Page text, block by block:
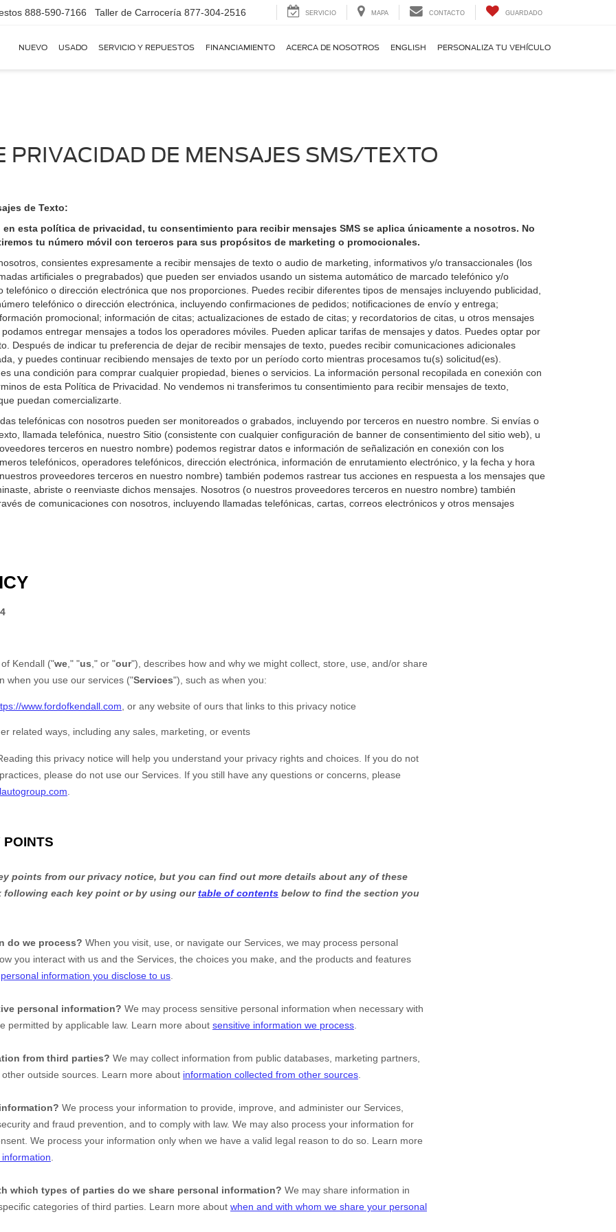
888-590-7166 Taller de Carrocería 877-304-2516 SERVICIO MAPA CONTACTO GUARDADO
NUEVO USADO SERVICIO Y REPUESTOS FINANCIAMIENTO ACERCA DE NOSOTROS ENGLISH PERSONALIZA TU VEHÍCULO
PRIVACIDAD DE MENSAJES SMS/TEXTO
de Texto:
esta política de privacidad, tu consentimiento para recibir mensajes SMS se aplica únicamente a nosotros. No
tu número móvil con terceros para sus propósitos de marketing o promocionales.
consientes expresamente a recibir mensajes de texto o audio de marketing, informativos y/o transaccionales (los
artificiales o pregrabados) que pueden ser enviados usando un sistema automático de marcado telefónico y/o
o dirección electrónica que nos proporciones. Puedes recibir diferentes tipos de mensajes incluyendo publicidad,
telefónico o dirección electrónica, incluyendo confirmaciones de pedidos; notificaciones de envío y entrega;
promocional; información de citas; actualizaciones de estado de citas; y recordatorios de citas, u otros mensajes
entregar mensajes a todos los operadores móviles. Pueden aplicar tarifas de mensajes y datos. Puedes optar por
Después de indicar tu preferencia de dejar de recibir mensajes de texto, puedes recibir comunicaciones adicionales
y puedes continuar recibiendo mensajes de texto por un período corto mientras procesamos tu(s) solicitud(es).
una condición para comprar cualquier propiedad, bienes o servicios. La información personal recopilada en conexión con
de esta Política de Privacidad. No vendemos ni transferimos tu consentimiento para recibir mensajes de texto,
puedan comercializarte.
telefónicas con nosotros pueden ser monitoreados o grabados, incluyendo por terceros en nuestro nombre. Si envías o
llamada telefónica, nuestro Sitio (consistente con cualquier configuración de banner de consentimiento del sitio web), u
terceros en nuestro nombre) podemos registrar datos e información de señalización en conexión con los
telefónicos, operadores telefónicos, dirección electrónica, información de enrutamiento electrónico, y la fecha y hora
proveedores terceros en nuestro nombre) también podemos rastrear tus acciones en respuesta a los mensajes que
abriste o reenviaste dichos mensajes. Nosotros (o nuestros proveedores terceros en nuestro nombre) también
de comunicaciones con nosotros, incluyendo llamadas telefónicas, cartas, correos electrónicos y otros mensajes